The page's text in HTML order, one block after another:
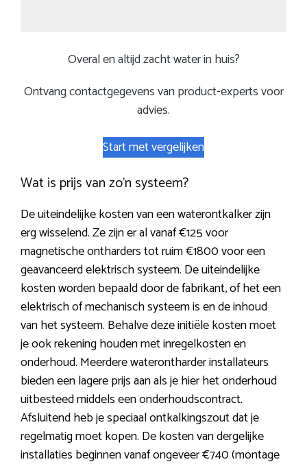
Overal en altijd zacht water in huis?
Ontvang contactgegevens van product-experts voor
advies.
Start met vergelijken
Wat is prijs van zo’n systeem?
De uiteindelijke kosten van een waterontkalker zijn
erg wisselend. Ze zijn er al vanaf €125 voor
magnetische ontharders tot ruim €1800 voor een
geavanceerd elektrisch systeem. De uiteindelijke
kosten worden bepaald door de fabrikant, of het een
elektrisch of mechanisch systeem is en de inhoud
van het systeem. Behalve deze initiële kosten moet
je ook rekening houden met inregelkosten en
onderhoud. Meerdere waterontharder installateurs
bieden een lagere prijs aan als je hier het onderhoud
uitbesteed middels een onderhoudscontract.
Afsluitend heb je speciaal ontkalkingszout dat je
regelmatig moet kopen. De kosten van dergelijke
installaties beginnen vanaf ongeveer €740 (montage